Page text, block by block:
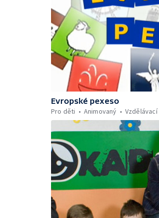
Evropské pexeso
Pro děti
Animovaný Vzdělávací